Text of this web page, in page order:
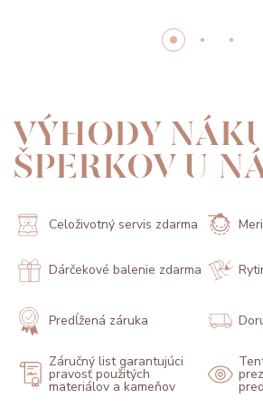
VÝHODY
ŠPERKOV U
Celoživotný servis zdarma
Dárčekové balenie zdarma
Predĺžená záruka
Záručný list garantujúci
pravosť použitých
materiálov a kameňov